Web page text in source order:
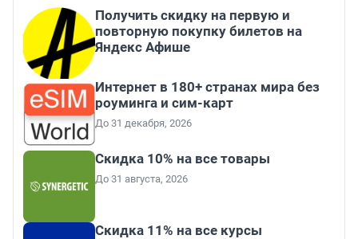
Получить скидку на первую и
повторную покупку билетов на
Яндекс Афише
Интернет в 180+ странах мира без
роуминга и сим-карт
До 31 декабря, 2026
Скидка 10% на все товары
До 31 августа, 2026
Скидка 11% на все курсы